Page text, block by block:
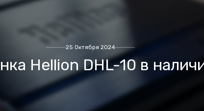
25 Октября 2024
Hellion DHL-10 в